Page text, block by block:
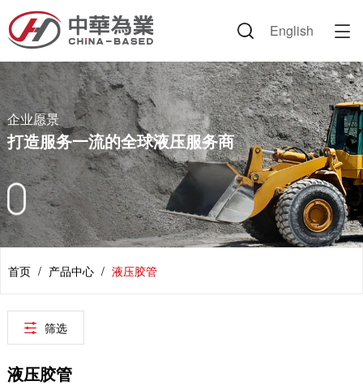

English
企业信息
企业愿景
企业文化
董事长致辞
荣誉证书
专利证书
产品中心
液压胶管
胶管总成
接头套筒
附件类产品
丹佛斯产品
解决方案
技术论坛
路面机械
建设机械
环保设备
交通运输
矿业设备
特种设备
新闻资讯
公司新闻
行业动态
公司掠影
视频中心
节日祝福
人力资源
公司环境
岗位招聘
简历投递
联系我们
联系方式
企业愿景
打造服务一流的全球液压服务商
首页 / 产品中心 / 液压胶管
筛选
液压胶管